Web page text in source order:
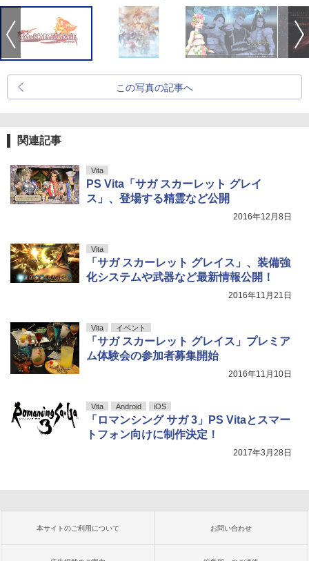
この写真の記事へ
関連記事
Vita
PS Vita「サガ スカーレット グレイ
ス」、登場する精霊など公開
2016年12月8日
Vita
「サガ スカーレット グレイス」、装備強
化システムや武器など最新情報公開！
2016年11月21日
Vita イベント
「サガ スカーレット グレイス」プレミア
ム体験会の参加者募集開始
2016年11月10日
Vita Android iOS
「ロマンシング サガ 3」PS Vitaとスマー
トフォン向けに制作決定！
2017年3月28日
本サイトのご利用について お問い合わせ